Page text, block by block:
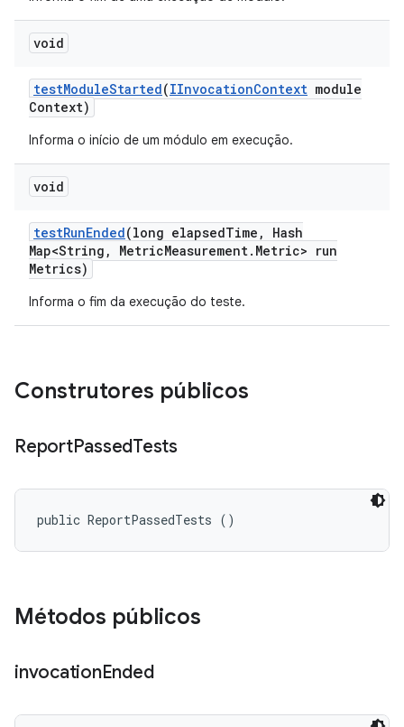
void
testModuleStarted(IInvocationContext module
Context)
Informa o início de um módulo em execução.
void
testRunEnded(long elapsedTime ,
Hash
Map<String , MetricMeasurement. Metric> run
Metrics)
Informa o fim da execução do teste.
Construtores públicos
ReportPassedTests
public ReportPassedTests ()
Métodos públicos
invocationEnded